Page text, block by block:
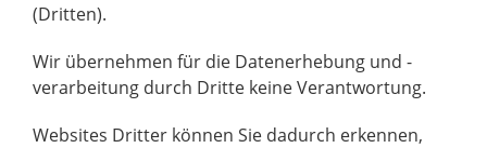
(Dritten).
Wir übernehmen für die Datenerhebung und -
verarbeitung durch Dritte keine Verantwortung.
Websites Dritter können Sie dadurch erkennen,